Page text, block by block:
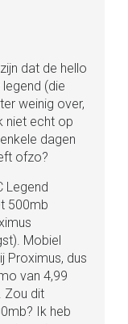
dat de hello
(die
weinig over,
niet echt op
dagen
ofzo?
Legend
500mb
Mobiel
Proximus, dus
van 4,99
Zou dit
Ik heb